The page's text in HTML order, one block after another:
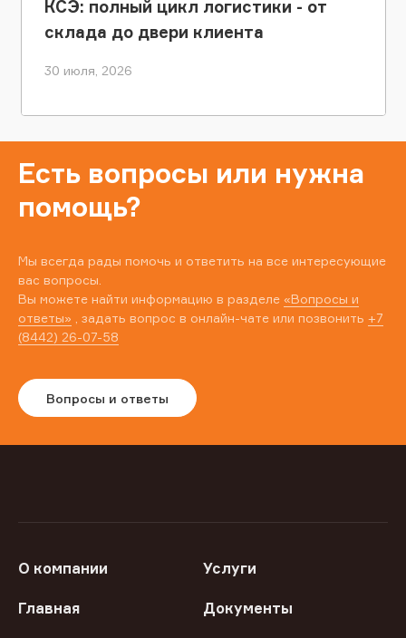
КСЭ: полный цикл логистики - от
склада до двери клиента
30 июля, 2026
Есть вопросы или нужна
помощь?
Мы всегда рады помочь и ответить на все интересующие
вас вопросы.
Вы можете найти информацию в разделе «Вопросы и
ответы» , задать вопрос в онлайн-чате или позвонить +7
(8442) 26-07-58
Вопросы и ответы
О компании Услуги
Главная Документы